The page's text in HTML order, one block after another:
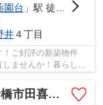
園台 」駅 徒歩13分
井４丁目
ご好評の新築物件
ませんか！暮らしの
新築戸建て